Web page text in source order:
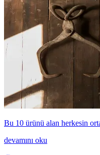
Bu 10 ürünü alan herkesin
devamını oku